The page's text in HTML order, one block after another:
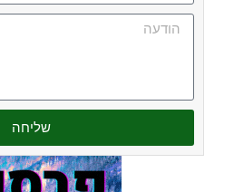
שליחה